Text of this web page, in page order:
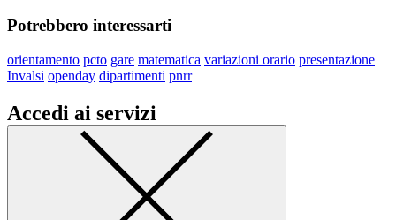
Potrebbero interessarti
orientamento pcto gare matematica variazioni orario presentazione
Invalsi openday dipartimenti pnrr
Accedi ai servizi